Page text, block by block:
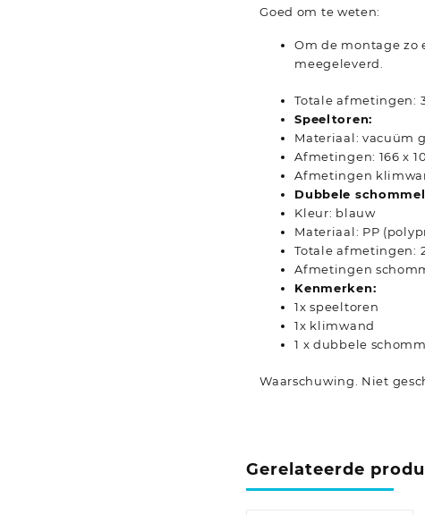
Goed om te weten:
Om de montage
meegeleverd.
Totale afmetingen:
Speeltoren:
Materiaal: vacuüm
Afmetingen: 166 x
Afmetingen
Dubbele
Kleur: blauw
Materiaal: PP
Totale afmetingen:
Afmetingen
Kenmerken:
1x speeltoren
1x klimwand
1 x dubbele
Waarschuwing. Niet
Gerelateerde